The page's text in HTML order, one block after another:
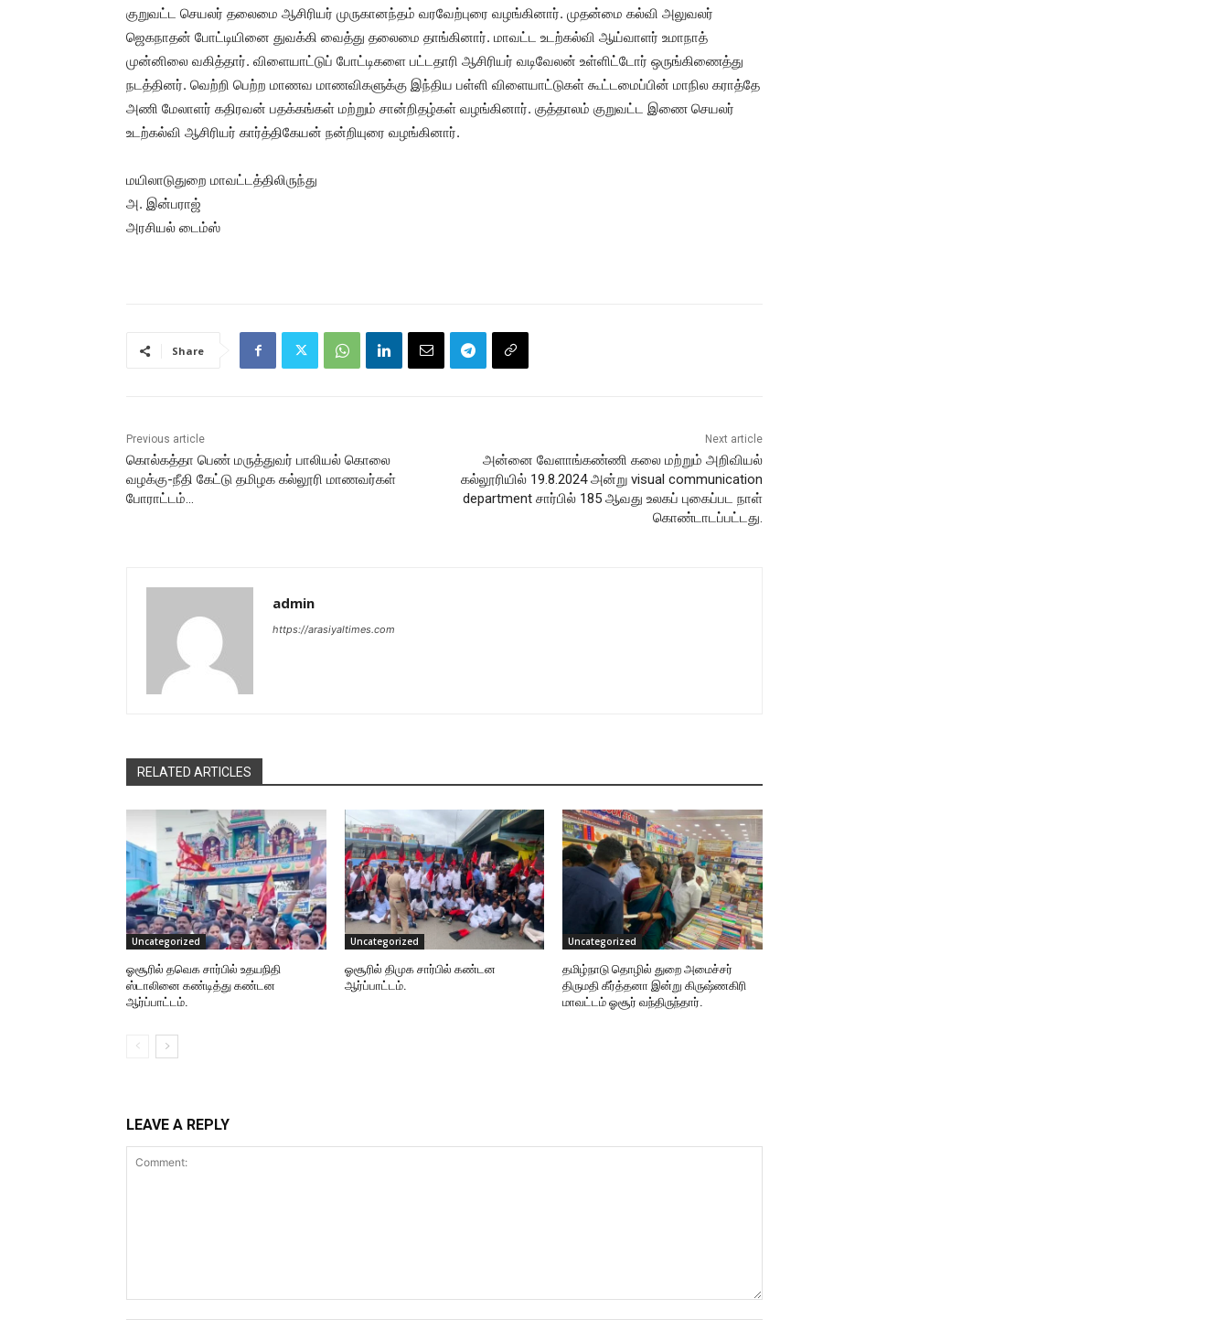
குறுவட்ட செயலர் தலைமை ஆசிரியர் முருகானந்தம் வரவேற்புரை வழங்கினார். முதன்மை கல்வி அலுவலர்
ஜெகநாதன் போட்டியினை துவக்கி வைத்து தலைமை தாங்கினார். மாவட்ட உடற்கல்வி ஆய்வாளர் உமாநாத்
முன்னிலை வகித்தார். விளையாட்டுப் போட்டிகளை பட்டதாரி ஆசிரியர் வடிவேலன் உள்ளிட்டோர் ஒருங்கிணைத்து
நடத்தினர். வெற்றி பெற்ற மாணவ மாணவிகளுக்கு இந்திய பள்ளி விளையாட்டுகள் கூட்டமைப்பின் மாநில கராத்தே
அணி மேலாளர் கதிரவன் பதக்கங்கள் மற்றும் சான்றிதழ்கள் வழங்கினார். குத்தாலம் குறுவட்ட இணை செயலர்
உடற்கல்வி ஆசிரியர் கார்த்திகேயன் நன்றியுரை வழங்கினார்.
மயிலாடுதுறை மாவட்டத்திலிருந்து
அ. இன்பராஜ்
அரசியல் டைம்ஸ்
Share
Previous article
கொல்கத்தா பெண் மருத்துவர் பாலியல் கொலை
வழக்கு-நீதி கேட்டு தமிழக கல்லூரி மாணவர்கள்
போராட்டம்…
Next article
அன்னை வேளாங்கண்ணி கலை மற்றும் அறிவியல்
கல்லூரியில் 19.8.2024 அன்று visual communication
department சார்பில் 185 ஆவது உலகப் புகைப்பட நாள்
கொண்டாடப்பட்டது.
admin
https://arasiyaltimes.com
RELATED ARTICLES
Uncategorized
ஓசூரில் தவெக சார்பில் உதயநிதி
ஸ்டாலினை கண்டித்து கண்டன
ஆர்ப்பாட்டம்.
Uncategorized
ஓசூரில் திமுக சார்பில் கண்டன
ஆர்ப்பாட்டம்.
Uncategorized
தமிழ்நாடு தொழில் துறை அமைச்சர்
திருமதி கீர்த்தனா இன்று கிருஷ்ணகிரி
மாவட்டம் ஓசூர் வந்திருந்தார்.
LEAVE A REPLY